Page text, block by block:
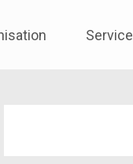
Service